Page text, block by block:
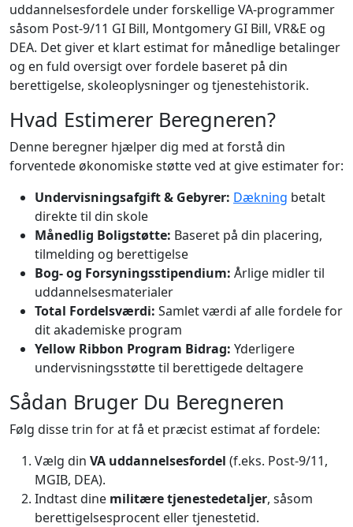
uddannelsesfordele under forskellige VA-programmer
såsom Post-9/11 GI Bill, Montgomery GI Bill, VR&E og
DEA. Det giver et klart estimat for månedlige betalinger
og en fuld oversigt over fordele baseret på din
berettigelse, skoleoplysninger og tjenestehistorik.
Hvad Estimerer Beregneren?
Denne beregner hjælper dig med at forstå din
forventede økonomiske støtte ved at give estimater for:
Undervisningsafgift & Gebyrer: Dækning betalt
direkte til din skole
Månedlig Boligstøtte: Baseret på din placering,
tilmelding og berettigelse
Bog- og Forsyningsstipendium: Årlige midler til
uddannelsesmaterialer
Total Fordelsværdi: Samlet værdi af alle fordele for
dit akademiske program
Yellow Ribbon Program Bidrag: Yderligere
undervisningsstøtte til berettigede deltagere
Sådan Bruger Du Beregneren
Følg disse trin for at få et præcist estimat af fordele:
Vælg din VA uddannelsesfordel (f.eks. Post-9/11,
MGIB, DEA).
Indtast dine militære tjenestedetaljer, såsom
berettigelsesprocent eller tjenestetid.